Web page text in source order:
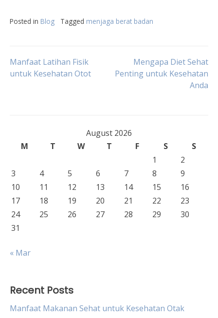
Posted in Blog Tagged menjaga berat badan
Post
Manfaat Latihan Fisik
untuk Kesehatan Otot
Mengapa Diet Sehat
Penting untuk Kesehatan
Anda
August 2026
M
T W T F S
S
1
2
3
4 5 6 7 8
9
10
11 12 13 14 15
16
17
18 19 20 21 22
23
24
25 26 27 28 29
30
31
« Mar
Recent Posts
Manfaat Makanan Sehat untuk Kesehatan Otak